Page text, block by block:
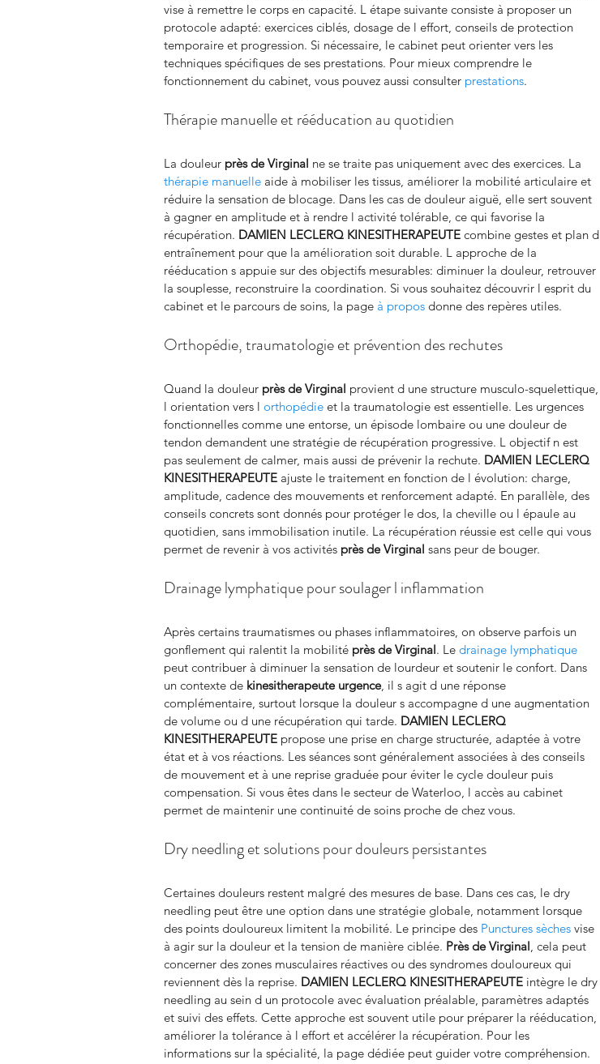
vise à remettre le corps en capacité. L étape suivante consiste à proposer un
protocole adapté: exercices ciblés, dosage de l effort, conseils de protection
temporaire et progression. Si nécessaire, le cabinet peut orienter vers les
techniques spécifiques de ses prestations. Pour mieux comprendre le
fonctionnement du cabinet, vous pouvez aussi consulter prestations.
Thérapie manuelle et rééducation au quotidien
La douleur près de Virginal ne se traite pas uniquement avec des exercices. La
thérapie manuelle aide à mobiliser les tissus, améliorer la mobilité articulaire et
réduire la sensation de blocage. Dans les cas de douleur aiguë, elle sert souvent
à gagner en amplitude et à rendre l activité tolérable, ce qui favorise la
récupération. DAMIEN LECLERQ KINESITHERAPEUTE combine gestes et plan d
entraînement pour que la amélioration soit durable. L approche de la
rééducation s appuie sur des objectifs mesurables: diminuer la douleur, retrouver
la souplesse, reconstruire la coordination. Si vous souhaitez découvrir l esprit du
cabinet et le parcours de soins, la page à propos donne des repères utiles.
Orthopédie, traumatologie et prévention des rechutes
Quand la douleur près de Virginal provient d une structure musculo-squelettique,
l orientation vers l orthopédie et la traumatologie est essentielle. Les urgences
fonctionnelles comme une entorse, un épisode lombaire ou une douleur de
tendon demandent une stratégie de récupération progressive. L objectif n est
pas seulement de calmer, mais aussi de prévenir la rechute. DAMIEN LECLERQ
KINESITHERAPEUTE ajuste le traitement en fonction de l évolution: charge,
amplitude, cadence des mouvements et renforcement adapté. En parallèle, des
conseils concrets sont donnés pour protéger le dos, la cheville ou l épaule au
quotidien, sans immobilisation inutile. La récupération réussie est celle qui vous
permet de revenir à vos activités près de Virginal sans peur de bouger.
Drainage lymphatique pour soulager l inflammation
Après certains traumatismes ou phases inflammatoires, on observe parfois un
gonflement qui ralentit la mobilité près de Virginal. Le drainage lymphatique
peut contribuer à diminuer la sensation de lourdeur et soutenir le confort. Dans
un contexte de kinesitherapeute urgence, il s agit d une réponse
complémentaire, surtout lorsque la douleur s accompagne d une augmentation
de volume ou d une récupération qui tarde. DAMIEN LECLERQ
KINESITHERAPEUTE propose une prise en charge structurée, adaptée à votre
état et à vos réactions. Les séances sont généralement associées à des conseils
de mouvement et à une reprise graduée pour éviter le cycle douleur puis
compensation. Si vous êtes dans le secteur de Waterloo, l accès au cabinet
permet de maintenir une continuité de soins proche de chez vous.
Dry needling et solutions pour douleurs persistantes
Certaines douleurs restent malgré des mesures de base. Dans ces cas, le dry
needling peut être une option dans une stratégie globale, notamment lorsque
des points douloureux limitent la mobilité. Le principe des Punctures sèches vise
à agir sur la douleur et la tension de manière ciblée. Près de Virginal, cela peut
concerner des zones musculaires réactives ou des syndromes douloureux qui
reviennent dès la reprise. DAMIEN LECLERQ KINESITHERAPEUTE intègre le dry
needling au sein d un protocole avec évaluation préalable, paramètres adaptés
et suivi des effets. Cette approche est souvent utile pour préparer la rééducation,
améliorer la tolérance à l effort et accélérer la récupération. Pour les
informations sur la spécialité, la page dédiée peut guider votre compréhension.